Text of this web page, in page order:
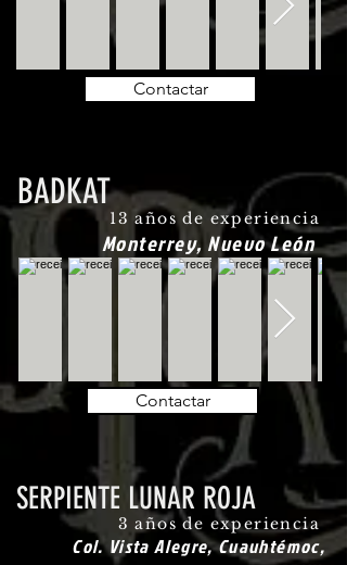
Contactar
BADKAT
13 años de experiencia
Monterrey, Nuevo León
Contactar
SERPIENTE LUNAR ROJA
3 años de experiencia
Col. Vista Alegre, Cuauhtémoc,